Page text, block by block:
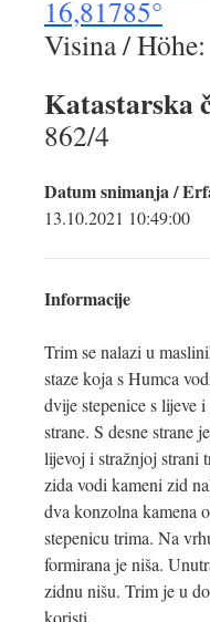
16,81785°
Visina /
Katastarska
862/4
Datum snimanja /
13.10.2021 10:49:00
Informacije
Trim se nalazi u
staze koja s Humca
dvije stepenice s lijeve
strane. S desne strane
lijevoj i stražnjoj strani
zida vodi kameni zid
dva konzolna kamena
stepenicu trima. Na
formirana je niša.
zidnu nišu. Trim je u